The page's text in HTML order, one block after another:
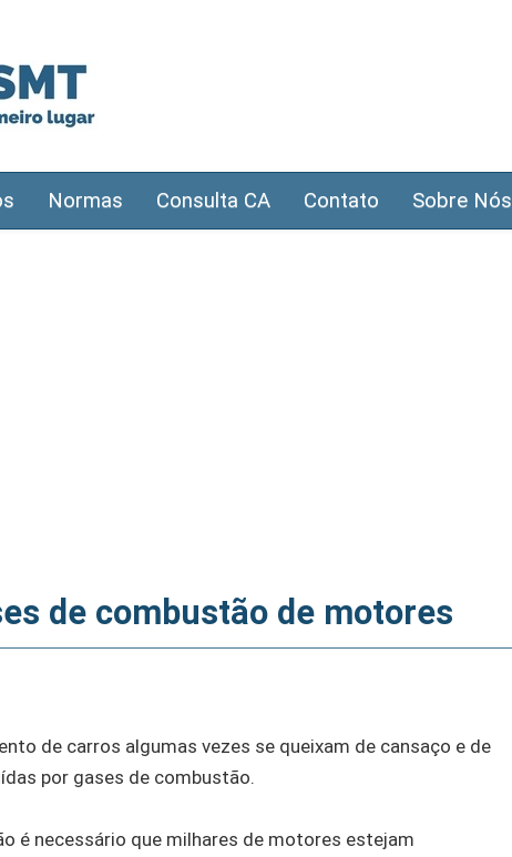
Normas Consulta CA Contato Sobre Nós
de combustão de motores
de carros algumas vezes se queixam de cansaço e de
por gases de combustão.
é necessário que milhares de motores estejam